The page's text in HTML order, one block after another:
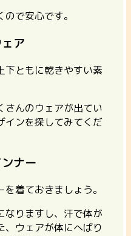
で安心です。
ア
下ともに乾きやすい素
さんのウェアが出てい
インを探してみてくだ
ナー
着ておきましょう。
なりますし、汗で体が
、ウェアが体にへばり